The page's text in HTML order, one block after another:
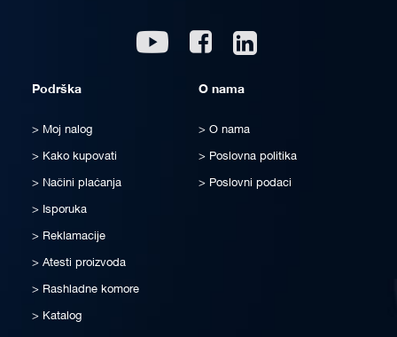
Youtube Facebook
Podrška
Moj nalog
Kako kupovati
Načini plaćanja
Isporuka
Reklamacije
Atesti proizvoda
Rashladne komore
Katalog
O nama
O nama
Poslovna politika
Poslovni podaci